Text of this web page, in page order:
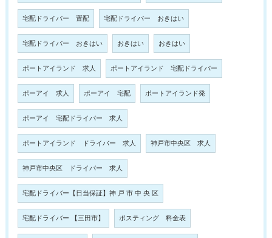
宅配ドライバー 置配 宅配ドライバー おきはい
宅配ドライバー おきはい おきはい おきはい
ポートアイランド 求人 ポートアイランド 宅配ドライバー
ポーアイ 求人 ポーアイ 宅配 ポートアイランド発
ポーアイ 宅配ドライバー 求人
ポートアイランド ドライバー 求人 神戸市中央区 求人
神戸市中央区 ドライバー 求人
宅配ドライバー【日当保証】神 戸 市 中 央 区
宅配ドライバー 【三田市】 ポスティング 料金表